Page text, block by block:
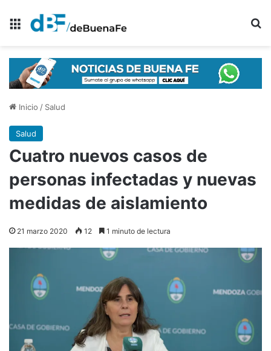
Menú
Inicio / Salud
Salud
Cuatro nuevos casos de
personas infectadas y nuevas
medidas de aislamiento
21 marzo 2020 12 1 minuto de lectura